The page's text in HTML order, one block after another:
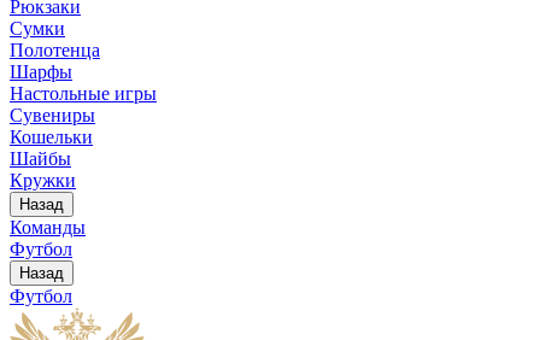
Рюкзаки
Сумки
Полотенца
Шарфы
Настольные игры
Сувениры
Кошельки
Шайбы
Кружки
Назад
Команды
Футбол
Назад
Футбол